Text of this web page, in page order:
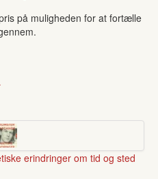
på muligheden for at fortælle
erindringer om tid og sted